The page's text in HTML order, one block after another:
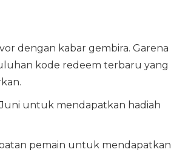
dengan kabar gembira. Garena
kode redeem terbaru yang
untuk mendapatkan hadiah
pemain untuk mendapatkan